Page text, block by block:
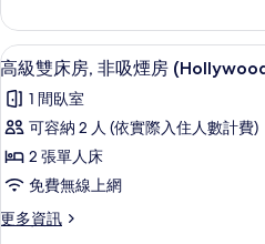
吸
煙
房
的
所
有
相
片
雙
床
房,
吸
煙
的
詳
顯
示
高
級
雙
床
房,
6
高級雙床房, 非吸煙房
1 間臥室
可容納 2 人 (依實際入住人數計費)
2 張單人床
免費無線上網
更多資訊
更